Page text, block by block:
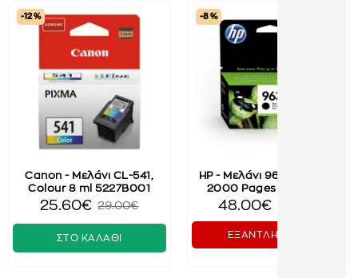
-12 %
Canon - Μελάνι CL-541,
Colour 8 ml 5227B001
25.60€ 29.00€
ΣΤΟ ΚΑΛΑΘΙ
-8 %
HP - Μελάνι 963XL, Black
2000 Pages 3JA30AE
48.00€
ΕΞΑΝΤΛΗΜΕΝΟ